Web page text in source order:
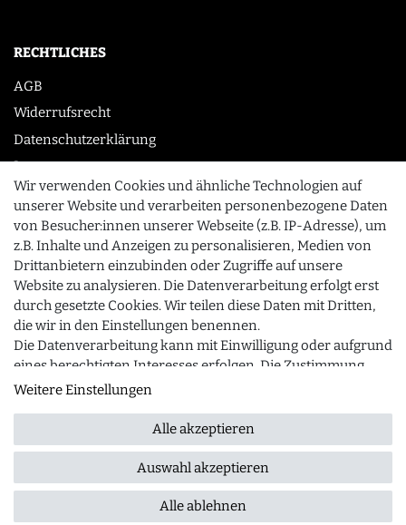
Filter
RECHTLICHES
AGB
Widerrufsrecht
Datenschutzerklärung
Impressum
KONTAKT
0355 /28913232
info@gourmeo24.com
Gubener Straße 19, 03042 Cottbus
© 2026 gourmeo24.com
Alle Preise inkl. MwSt., zzgl. Versandkosten
Wir verwenden Cookies und ähnliche Technologien auf
unserer Website und verarbeiten personenbezogene Daten
von Besucher:innen unserer Webseite (z.B. IP-Adresse), um
z.B. Inhalte und Anzeigen zu personalisieren, Medien von
Drittanbietern einzubinden oder Zugriffe auf unsere
Website zu analysieren. Die Datenverarbeitung erfolgt erst
durch gesetzte Cookies. Wir teilen diese Daten mit Dritten,
die wir in den Einstellungen benennen.
Die Datenverarbeitung kann mit Einwilligung oder aufgrund
eines berechtigten Interesses erfolgen. Die Zustimmung
kann erteilt oder abgelehnt werden. Es besteht das Recht,
Zeitpunkt zu ändern oder zu widerrufen. Beachten Sie
unserImpressumund weitere Hinweise zur Verwendung
personenbezogener Daten in unsererDaten­schutz­
erklärung.
Weitere Einstellungen
Alle akzeptieren
Alle ablehnen
Auswahl akzeptieren
SCHLIESSEN